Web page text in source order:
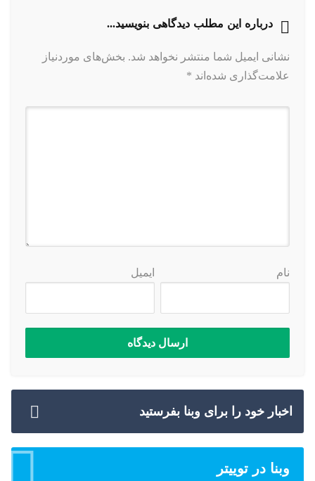
درباره این مطلب دیدگاهی بنویسید...
نشانی ایمیل شما منتشر نخواهد شد. بخش‌های موردنیاز
علامت‌گذاری شده‌اند *
نام ایمیل
اخبار خود را برای وبنا بفرستید
وبنا در توییتر